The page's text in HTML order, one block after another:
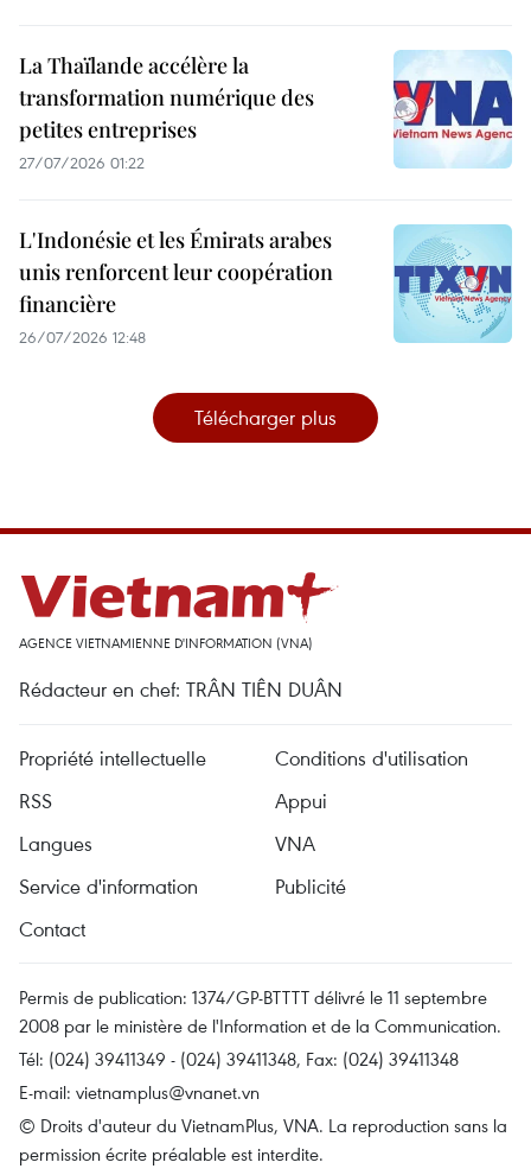
La Thaïlande accélère la
transformation numérique des
petites entreprises
27/07/2026 01:22
L'Indonésie et les Émirats arabes
unis renforcent leur coopération
financière
26/07/2026 12:48
Télécharger plus
AGENCE VIETNAMIENNE D'INFORMATION (VNA)
Rédacteur en chef: TRÂN TIÊN DUÂN
Propriété intellectuelle
Conditions d'utilisation
RSS
Appui
Langues
VNA
Service d'information
Publicité
Contact
Permis de publication: 1374/GP-BTTTT délivré le 11 septembre
2008 par le ministère de l'Information et de la Communication.
Tél: (024) 39411349 - (024) 39411348, Fax: (024) 39411348
E-mail: vietnamplus@vnanet.vn
© Droits d'auteur du VietnamPlus, VNA. La reproduction sans la
permission écrite préalable est interdite.